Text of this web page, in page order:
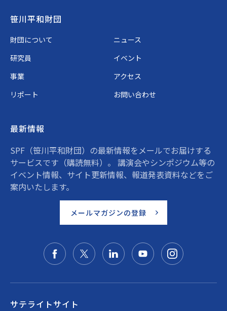
Footer
笹川平和財団
財団について
ニュース
研究員
イベント
事業
アクセス
リポート
お問い合わせ
最新情報
SPF（笹川平和財団）の最新情報をメールでお届けする
サービスです（購読無料）。 講演会やシンポジウム等の
イベント情報、サイト更新情報、報道発表資料などをご
案内いたします。
メールマガジンの登録
サテライトサイト